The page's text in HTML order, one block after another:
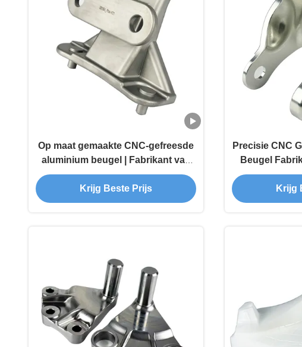
Op maat gemaakte CNC-gefreesde
aluminium beugel | Fabrikant van
precisie CNC-freesonderdelen
Krijg Beste Prijs
Precisie CNC
Beugel
Krijg